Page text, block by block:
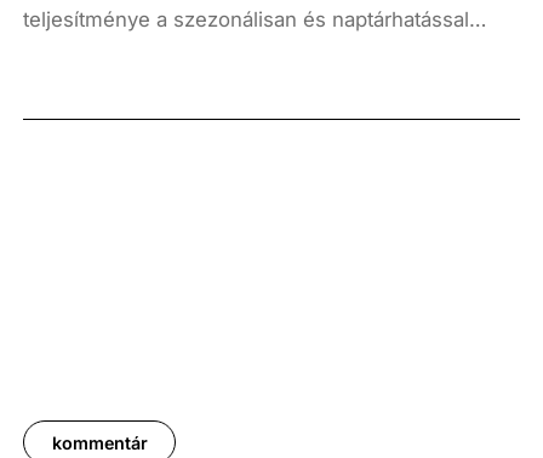
teljesítménye a szezonálisan és naptárhatással
százalékkal, míg az előző negyedévhez képest 0,4
kommentár